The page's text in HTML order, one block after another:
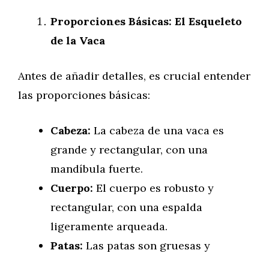
Proporciones Básicas: El Esqueleto
de la Vaca
Antes de añadir detalles, es crucial entender
las proporciones básicas:
Cabeza: La cabeza de una vaca es
grande y rectangular, con una
mandíbula fuerte.
Cuerpo: El cuerpo es robusto y
rectangular, con una espalda
ligeramente arqueada.
Patas: Las patas son gruesas y